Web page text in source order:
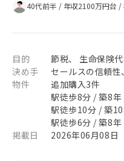
40代前半 / 年収2100万円台 /
目的
節税、 生命保険
決め手
セールスの信頼
物件
追加購入3件
駅徒歩8分 / 築8
駅徒歩10分 / 築
駅徒歩6分 / 築8
掲載日
2026年06月08日